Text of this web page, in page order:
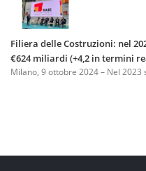
Filiera delle Costruzioni: nel
€624 miliardi (+4,2 in termini
Milano, 9 ottobre 2024 – Nel 2023